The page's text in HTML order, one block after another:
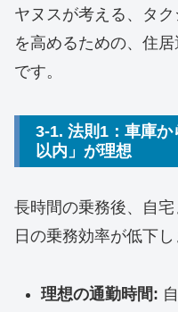
ヤヌスが考える、タ
を高めるための、住
です。
3-1. 法則1：車庫
以内」が理想
長時間の乗務後、自
日の乗務効率が低下し
理想の通勤時間: